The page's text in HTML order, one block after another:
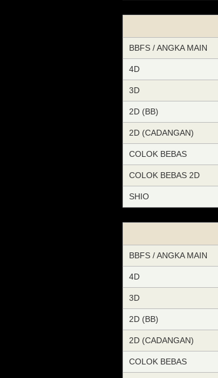
BBFS / ANGKA MAIN
4D
3D
2D (BB)
2D (CADANGAN)
COLOK BEBAS
COLOK BEBAS 2D
SHIO
BBFS / ANGKA MAIN
4D
3D
2D (BB)
2D (CADANGAN)
COLOK BEBAS